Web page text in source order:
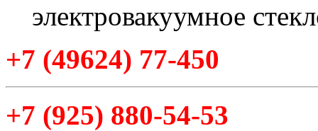
электровакуумное
+7 (49624) 77-450
+7 (925) 880-54-53